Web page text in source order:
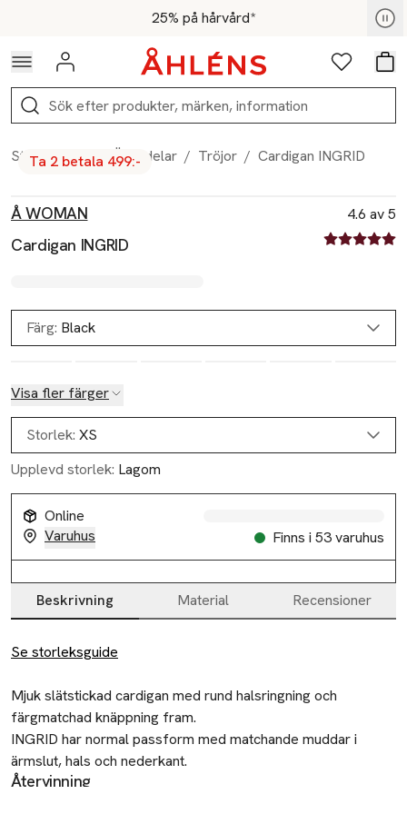
Hoppa till navigationsmenyn25% på hårvård*
För medlemmar - Shoppa nu
Logga in Favoriter
Sök
Start / Dam / Överdelar / Tröjor / Cardigan INGRID
Ta 2 betala 499:-
Å WOMAN
Cardigan INGRID
4.6 av 5
4.6 av fem
Färg: Black
Visa fler färger
Storlek: XS
Upplevd storlek: Lagom
Online
Varuhus
Finns i 53 varuhus
Beskrivning Material Recensioner
Beskrivning
Se storleksguide
Mjuk slätstickad cardigan med rund halsringning och
färgmatchad knäppning fram.
INGRID har normal passform med matchande muddar i
ärmslut, hals och nederkant.
Återvinning